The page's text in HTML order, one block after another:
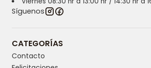
Síguenos
CATEGORÍAS
Contacto